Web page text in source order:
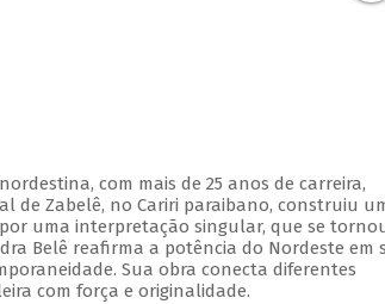
com mais de 25 anos de carreira,
de Zabelê, no Cariri paraibano, construiu
uma interpretação singular, que se
Belê reafirma a potência do Nordeste em
Sua obra conecta diferentes
com força e originalidade.